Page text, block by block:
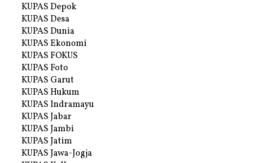
KUPAS Depok
KUPAS Desa
KUPAS Dunia
KUPAS Ekonomi
KUPAS FOKUS
KUPAS Foto
KUPAS Garut
KUPAS Hukum
KUPAS Indramayu
KUPAS Jabar
KUPAS Jambi
KUPAS Jatim
KUPAS Jawa-Jogja